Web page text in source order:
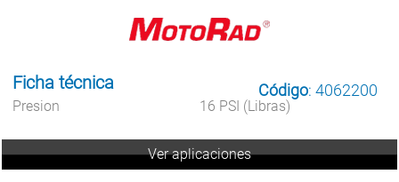
Código: 4062200
Ficha técnica
Presion 16 PSI (Libras)
Ver aplicaciones